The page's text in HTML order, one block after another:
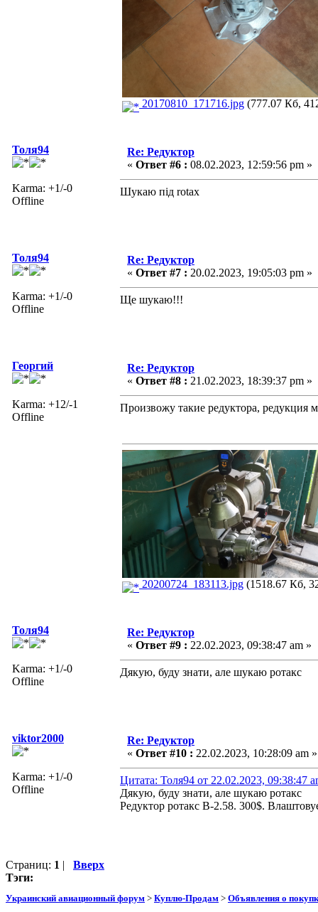
20170810_171716.jpg (777.07 Кб,
Толя94
Karma: +1/-0
Offline
Re: Редуктор
« Ответ #6 : 08.02.2023, 12:59:56 pm »
Шукаю під rotax
Толя94
Karma: +1/-0
Offline
Re: Редуктор
« Ответ #7 : 20.02.2023, 19:05:03 pm »
Ще шукаю!!!
Георгий
Karma: +12/-1
Offline
Re: Редуктор
« Ответ #8 : 21.02.2023, 18:39:37 pm »
Произвожу такие редуктора, редукция
20200724_183113.jpg (1518.67 Кб,
Толя94
Karma: +1/-0
Offline
Re: Редуктор
« Ответ #9 : 22.02.2023, 09:38:47 am »
Дякую, буду знати, але шукаю ротакс
viktor2000
Karma: +1/-0
Offline
Re: Редуктор
« Ответ #10 : 22.02.2023, 10:28:09 am »
Цитата: Толя94 от 22.02.2023, 09:38:47
Дякую, буду знати, але шукаю ротакс
Редуктор ротакс В-2.58. 300$.
Страниц: 1 | Вверх
Тэги:
Украинский авиационный форум > Куплю-Продам > Объявления о